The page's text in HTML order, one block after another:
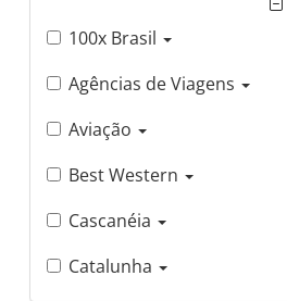
100x Brasil
Agências de Viagens
Aviação
Best Western
Cascanéia
Catalunha